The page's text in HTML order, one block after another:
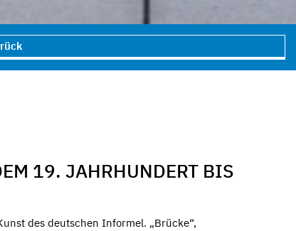
19. JAHRHUNDERT BIS
des deutschen Informel. „Brücke“,